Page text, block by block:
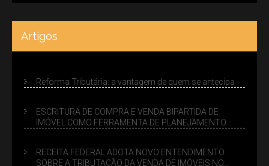
Artigos
Reforma Tributária: a vantagem de quem se antecipa
ESCRITURA DE COMPRA E VENDA BIPARTIDA DE
IMÓVEL COMO FERRAMENTA DE PLANEJAMENTO
RECEITA FEDERAL ADOTA NOVO ENTENDIMENTO
SOBRE A TRIBUTAÇÃO DA VENDA DE IMÓVEIS NO